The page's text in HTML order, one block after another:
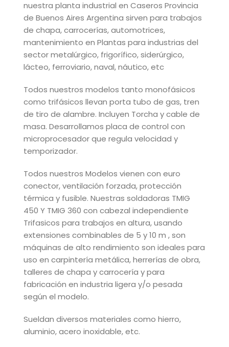
nuestra planta industrial en Caseros Provincia
de Buenos Aires Argentina sirven para trabajos
de chapa, carrocerías, automotrices,
mantenimiento en Plantas para industrias del
sector metalúrgico, frigorífico, siderúrgico,
lácteo, ferroviario, naval, náutico, etc
Todos nuestros modelos tanto monofásicos
como trifásicos llevan porta tubo de gas, tren
de tiro de alambre. Incluyen Torcha y cable de
masa. Desarrollamos placa de control con
microprocesador que regula velocidad y
temporizador.
Todos nuestros Modelos vienen con euro
conector, ventilación forzada, protección
térmica y fusible. Nuestras soldadoras TMIG
450 Y TMIG 360 con cabezal independiente
Trifasicos para trabajos en altura, usando
extensiones combinables de 5 y 10 m , son
máquinas de alto rendimiento son ideales para
uso en carpintería metálica, herrerías de obra,
talleres de chapa y carrocería y para
fabricación en industria ligera y/o pesada
según el modelo.
Sueldan diversos materiales como hierro,
aluminio, acero inoxidable, etc.